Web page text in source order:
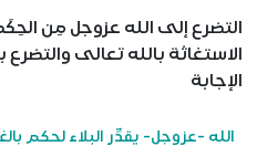
التضرع إلى الله عزوجل مِن
الاستغاثة بالله تعالى
الإجابة
الله -عزوجل- يقدِّر البلاء لحكم